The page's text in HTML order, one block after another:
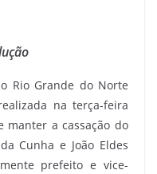
Rio Grande do Norte
na terça-feira
manter a cassação do
Cunha e João Eldes
prefeito e vice-